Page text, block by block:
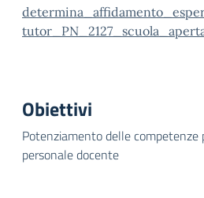
Obiettivi
Potenziamento delle competenze
personale docente